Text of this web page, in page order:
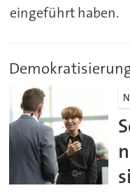
eingeführt haben.